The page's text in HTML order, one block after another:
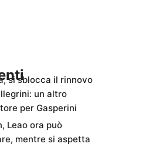
si sblocca il rinnovo
un altro
per Gasperini
Leao ora può
mentre si aspetta